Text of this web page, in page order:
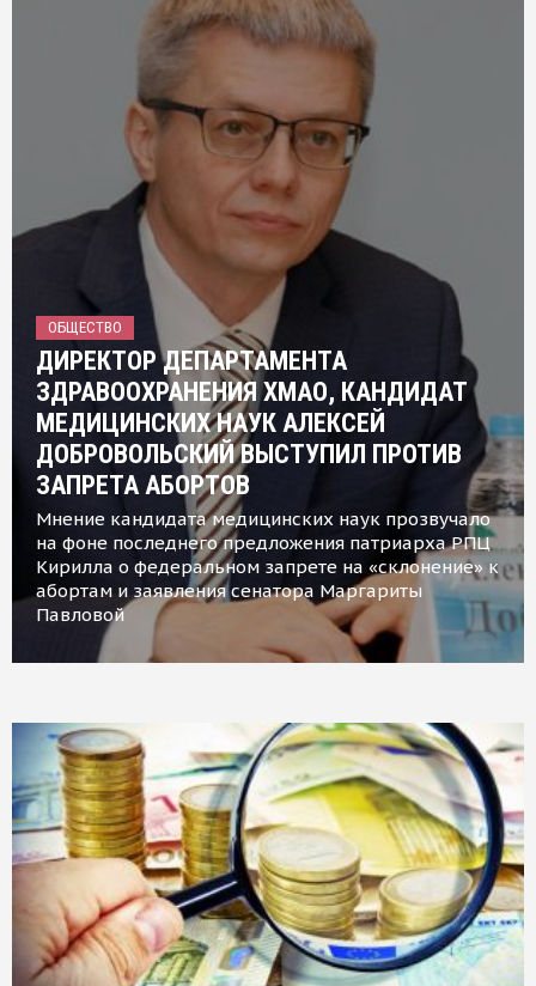
ОБЩЕСТВО
ДИРЕКТОР ДЕПАРТАМЕНТА
ЗДРАВООХРАНЕНИЯ ХМАО, КАНДИДАТ
МЕДИЦИНСКИХ НАУК АЛЕКСЕЙ
ДОБРОВОЛЬСКИЙ ВЫСТУПИЛ ПРОТИВ
ЗАПРЕТА АБОРТОВ
Мнение кандидата медицинских наук прозвучало
на фоне последнего предложения патриарха РПЦ
Кирилла о федеральном запрете на «склонение» к
абортам и заявления сенатора Маргариты
Павловой